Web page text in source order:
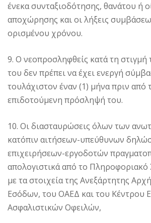
ένεκα συνταξιοδότησης, θανάτου ή
αποχώρησης και οι λήξεις
ορισμένου χρόνου.
9. Ο νεοπροσληφθείς κατά τη
του δεν πρέπει να έχει ενεργή
τουλάχιστον έναν (1) μήνα πριν από
επιδοτούμενη πρόσληψή του.
10. Οι διασταυρώσεις όλων των
κατόπιν αιτήσεων-υπεύθυνων
επιχειρήσεων-εργοδοτών
απολογιστικά από το
με τα στοιχεία της Ανεξάρτητης
Εσόδων, του ΟΑΕΔ και του Κέντρου
Ασφαλιστικών Οφειλών,